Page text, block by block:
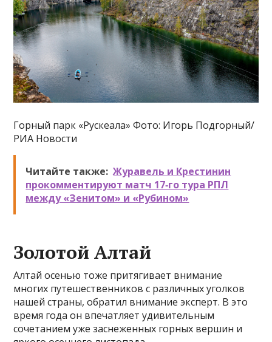
Горный парк «Рускеала» Фото: Игорь Подгорный/
РИА Новости
Читайте также: Журавель и Крестинин
прокомментируют матч 17‑го тура РПЛ
между «Зенитом» и «Рубином»
Золотой Алтай
Алтай осенью тоже притягивает внимание
многих путешественников с различных уголков
нашей страны, обратил внимание эксперт. В это
время года он впечатляет удивительным
сочетанием уже заснеженных горных вершин и